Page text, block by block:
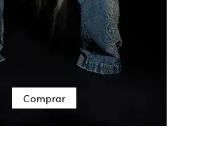
Comprar